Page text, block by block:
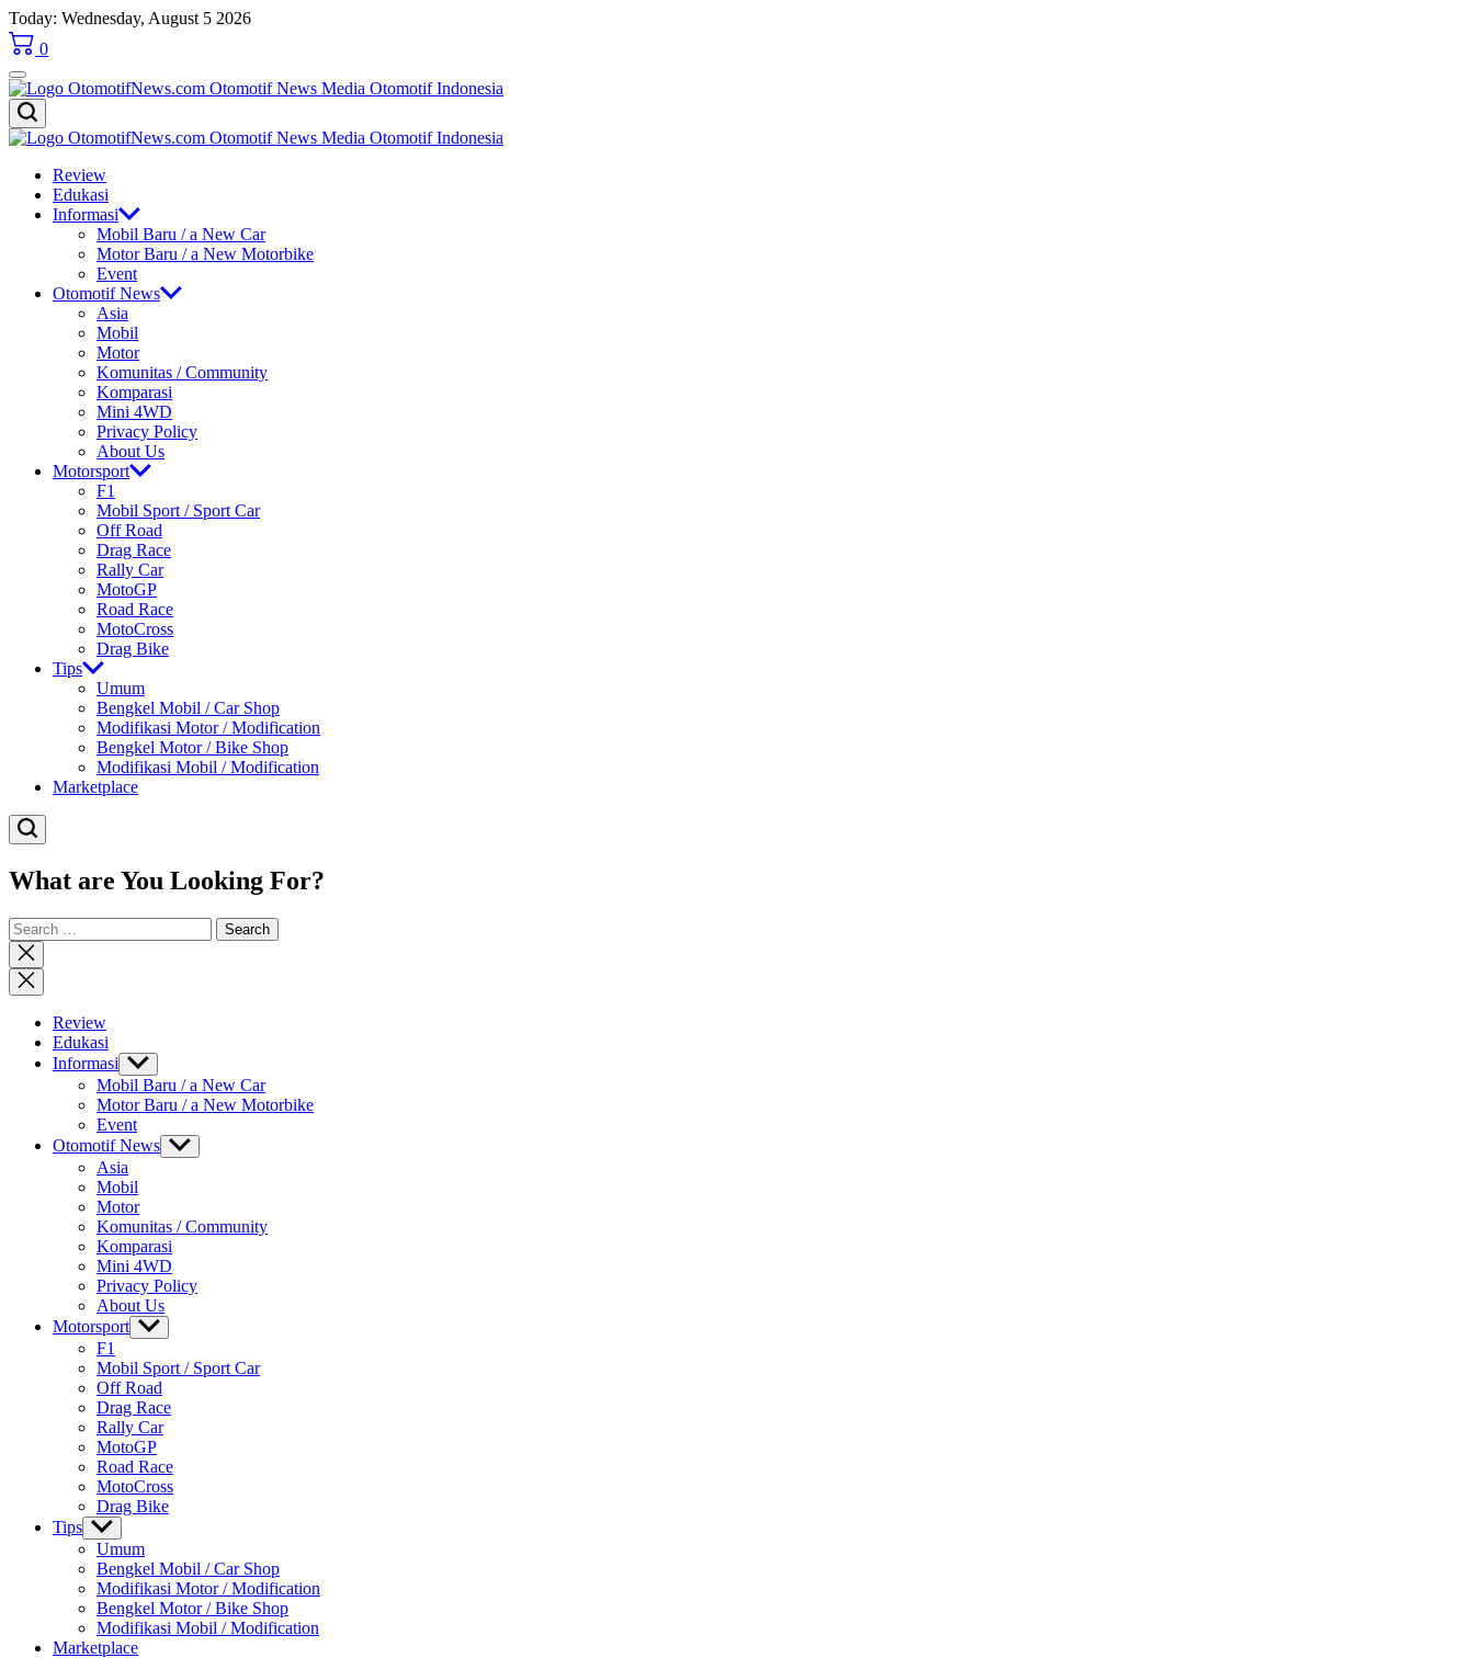
Skip
to
content
Today: Wednesday, August 5 2026
0
OtomotifNews.com
OtomotifNews.com
Review
Edukasi
Informasi
Mobil Baru / a New Car
Motor Baru / a New Motorbike
Event
Otomotif News
Asia
Mobil
Motor
Komunitas / Community
Komparasi
Mini 4WD
Privacy Policy
About Us
Motorsport
F1
Mobil Sport / Sport Car
Off Road
Drag Race
Rally Car
MotoGP
Road Race
MotoCross
Drag Bike
Tips
Umum
Bengkel Mobil / Car Shop
Modifikasi Motor / Modification
Bengkel Motor / Bike Shop
Modifikasi Mobil / Modification
Marketplace
What are You Looking For?
Search
for:
Close
search
Review
Edukasi
Informasi Show
sub
menu
Mobil Baru / a New Car
Motor Baru / a New Motorbike
Event
Otomotif News Show
sub
Asia
Mobil
Motor
Komunitas / Community
Komparasi
Mini 4WD
Privacy Policy
About Us
Motorsport Show
sub
menu
F1
Mobil Sport / Sport Car
Off Road
Drag Race
Rally Car
MotoGP
Road Race
MotoCross
Drag Bike
Tips Show
sub
menu
Umum
Bengkel Mobil / Car Shop
Modifikasi Motor / Modification
Bengkel Motor / Bike Shop
Modifikasi Mobil / Modification
Marketplace